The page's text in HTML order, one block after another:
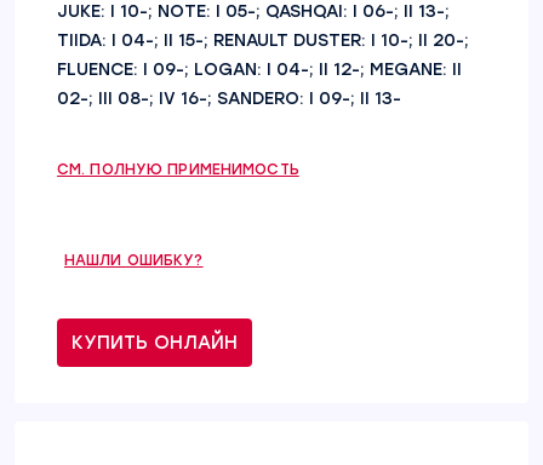
JUKE: I 10-; NOTE: I 05-; QASHQAI: I 06-; II 13-;
TIIDA: I 04-; II 15-; RENAULT DUSTER: I 10-; II 20-;
FLUENCE: I 09-; LOGAN: I 04-; II 12-; MEGANE: II
02-; III 08-; IV 16-; SANDERO: I 09-; II 13-
СМ. ПОЛНУЮ ПРИМЕНИМОСТЬ
НАШЛИ ОШИБКУ?
КУПИТЬ ОНЛАЙН